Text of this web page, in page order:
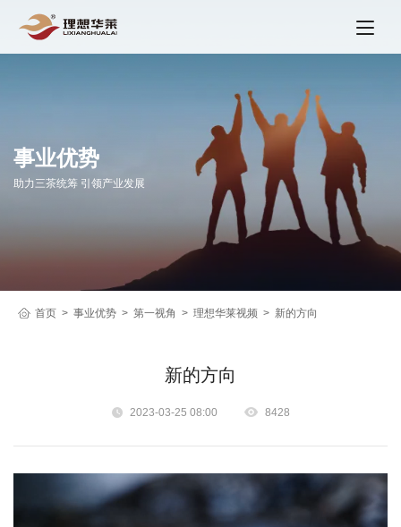
事业优势
助力三茶统筹 引领产业发展
首页 事业优势 第一视角 理想华莱视频 新的方向
新的方向
2023-03-25 08:00 8428